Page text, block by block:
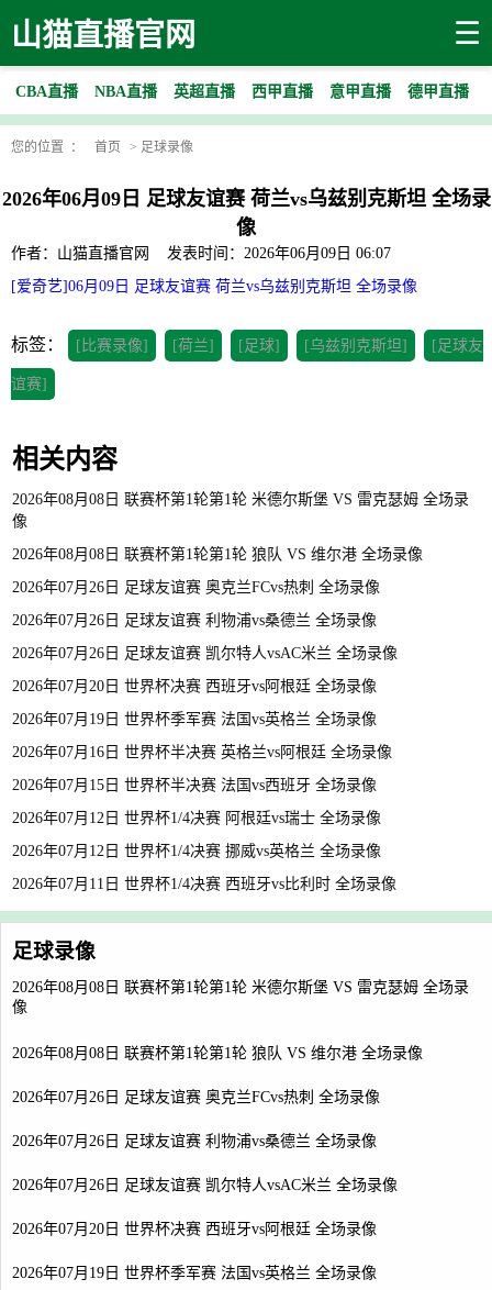
山猫直播官网 ☰
CBA直播 NBA直播 英超直播 西甲直播 意甲直播 德甲直播
您的位置 ： 首页 > 足球录像
2026年06月09日 足球友谊赛 荷兰vs乌兹别克斯坦 全场录
像
作者：山猫直播官网
发表时间：2026年06月09日 06:07
[爱奇艺]06月09日 足球友谊赛 荷兰vs乌兹别克斯坦 全场录像
标签： [比赛录像] [荷兰] [足球] [乌兹别克斯坦] [足球友
谊赛]
相关内容
2026年08月08日 联赛杯第1轮第1轮 米德尔斯堡 VS 雷克瑟姆 全场录
像
2026年08月08日 联赛杯第1轮第1轮 狼队 VS 维尔港 全场录像
2026年07月26日 足球友谊赛 奥克兰FCvs热刺 全场录像
2026年07月26日 足球友谊赛 利物浦vs桑德兰 全场录像
2026年07月26日 足球友谊赛 凯尔特人vsAC米兰 全场录像
2026年07月20日 世界杯决赛 西班牙vs阿根廷 全场录像
2026年07月19日 世界杯季军赛 法国vs英格兰 全场录像
2026年07月16日 世界杯半决赛 英格兰vs阿根廷 全场录像
2026年07月15日 世界杯半决赛 法国vs西班牙 全场录像
2026年07月12日 世界杯1/4决赛 阿根廷vs瑞士 全场录像
2026年07月12日 世界杯1/4决赛 挪威vs英格兰 全场录像
2026年07月11日 世界杯1/4决赛 西班牙vs比利时 全场录像
足球录像
2026年08月08日 联赛杯第1轮第1轮 米德尔斯堡 VS 雷克瑟姆 全场录
像
2026年08月08日 联赛杯第1轮第1轮 狼队 VS 维尔港 全场录像
2026年07月26日 足球友谊赛 奥克兰FCvs热刺 全场录像
2026年07月26日 足球友谊赛 利物浦vs桑德兰 全场录像
2026年07月26日 足球友谊赛 凯尔特人vsAC米兰 全场录像
2026年07月20日 世界杯决赛 西班牙vs阿根廷 全场录像
2026年07月19日 世界杯季军赛 法国vs英格兰 全场录像